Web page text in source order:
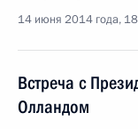
14 июня 2014 года,
Встреча с
Олландом